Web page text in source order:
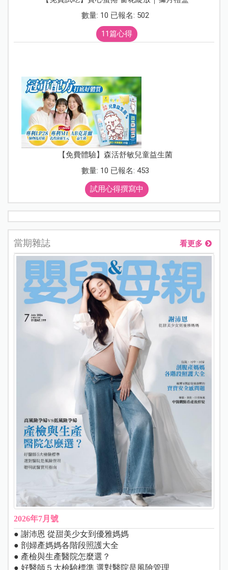
數量: 10 已報名: 502
11篇心得
【免費體驗】森活舒敏兒童益生菌
數量: 10 已報名: 453
試用心得撰寫中
當期雜誌 看更多
2026年7月號
● 謝沛恩 從甜美少女到優雅媽媽
● 剖婦產媽媽各階段照護大全
● 產檢與生產醫院怎麼選？
● 好醫師５大檢驗標準 選對醫院是風險管理